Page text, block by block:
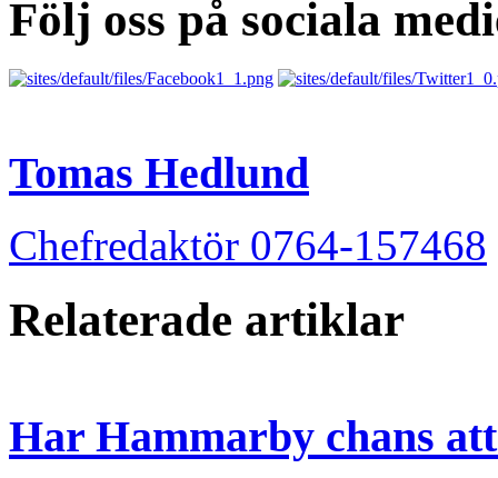
Följ oss på sociala
Tomas Hedlund
Chefredaktör 0764-157468
Relaterade artiklar
Har Hammarby chans